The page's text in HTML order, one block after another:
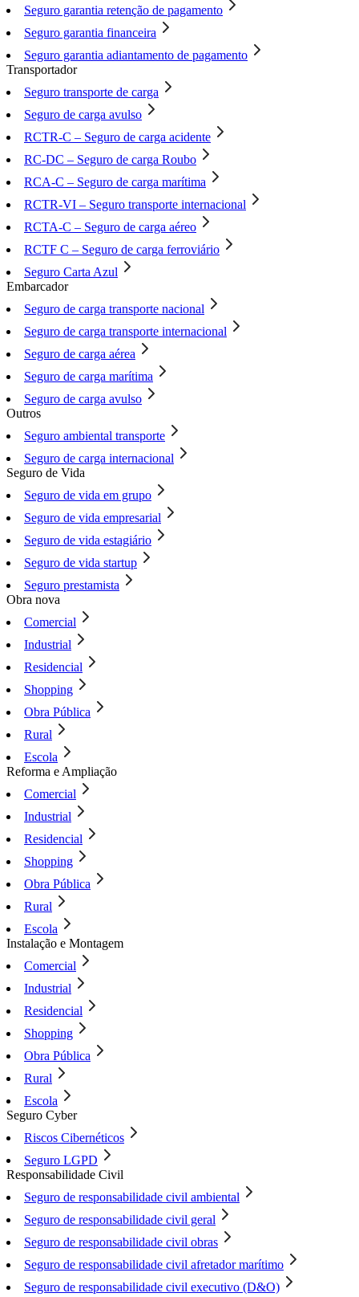
Seguro garantia retenção de pagamento
Seguro garantia financeira
Seguro garantia adiantamento de pagamento
Transportador
Seguro transporte de carga
Seguro de carga avulso
RCTR-C – Seguro de carga acidente
RC-DC – Seguro de carga Roubo
RCA-C – Seguro de carga marítima
RCTR-VI – Seguro transporte internacional
RCTA-C – Seguro de carga aéreo
RCTF C – Seguro de carga ferroviário
Seguro Carta Azul
Embarcador
Seguro de carga transporte nacional
Seguro de carga transporte internacional
Seguro de carga aérea
Seguro de carga marítima
Seguro de carga avulso
Outros
Seguro ambiental transporte
Seguro de carga internacional
Seguro de Vida
Seguro de vida em grupo
Seguro de vida empresarial
Seguro de vida estagiário
Seguro de vida startup
Seguro prestamista
Obra nova
Comercial
Industrial
Residencial
Shopping
Obra Pública
Rural
Escola
Reforma e Ampliação
Comercial
Industrial
Residencial
Shopping
Obra Pública
Rural
Escola
Instalação e Montagem
Comercial
Industrial
Residencial
Shopping
Obra Pública
Rural
Escola
Seguro Cyber
Riscos Cibernéticos
Seguro LGPD
Responsabilidade Civil
Seguro de responsabilidade civil ambiental
Seguro de responsabilidade civil geral
Seguro de responsabilidade civil obras
Seguro de responsabilidade civil afretador marítimo
Seguro de responsabilidade civil executivo (D&O)